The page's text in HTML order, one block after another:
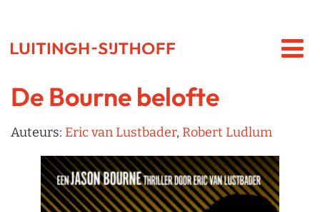
De Bourne belofte
Auteurs: Eric van Lustbader, Robert Ludlum